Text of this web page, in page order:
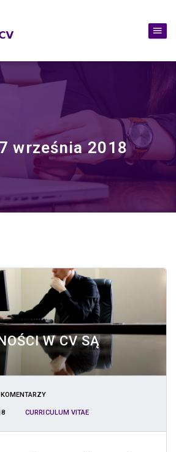
września 2018
W CV SĄ
CURRICULUM VITAE